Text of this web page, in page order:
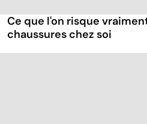
Ce que l'on risque
chaussures chez soi